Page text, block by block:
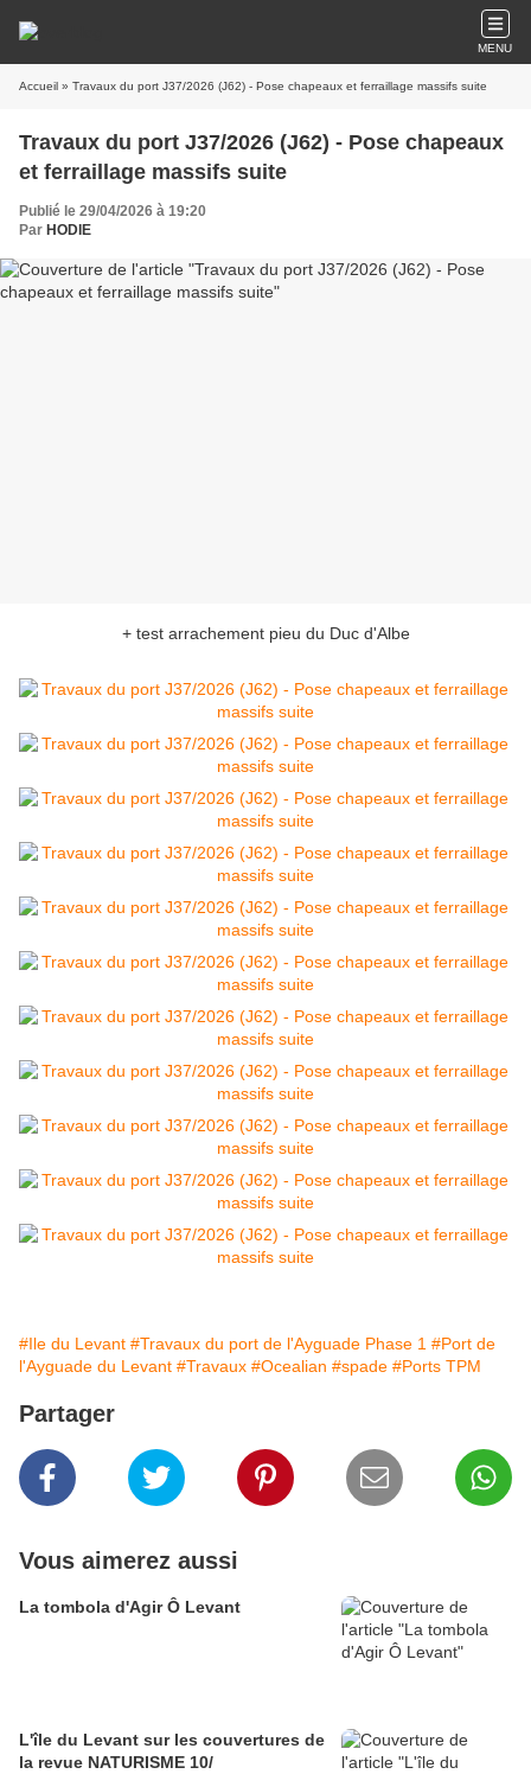
MENU
Accueil » Travaux du port J37/2026 (J62) - Pose chapeaux et ferraillage massifs suite
Travaux du port J37/2026 (J62) - Pose chapeaux
et ferraillage massifs suite
Publié le 29/04/2026 à 19:20
Par HODIE
+ test arrachement pieu du Duc d'Albe
#Ile du Levant #Travaux du port de l'Ayguade Phase 1 #Port de
l'Ayguade du Levant #Travaux #Ocealian #spade #Ports TPM
Partager
Vous aimerez aussi
La tombola d'Agir Ô Levant
L'île du Levant sur les couvertures de
la revue NATURISME 10/